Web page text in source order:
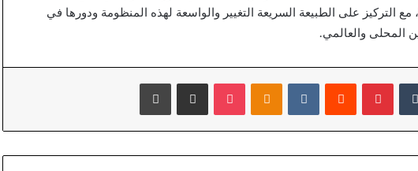
مع التركيز على الطبيعة السريعة التغيير والواسعة لهذه المنظومة ودورها في
المحلى والعالمي.
بينتيريست Odnoklassniki
بوكيت مشاركة عبر البريد طباعة